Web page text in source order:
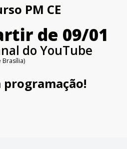
PM CE
de 09/01
do YouTube
programação!